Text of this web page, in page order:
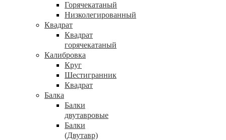
Горячекатаный
Низколегированный
Квадрат
Квадрат
горячекатаный
Калибровка
Круг
Шестигранник
Квадрат
Балка
Балки
двутавровые
Балки
(Двутавр)